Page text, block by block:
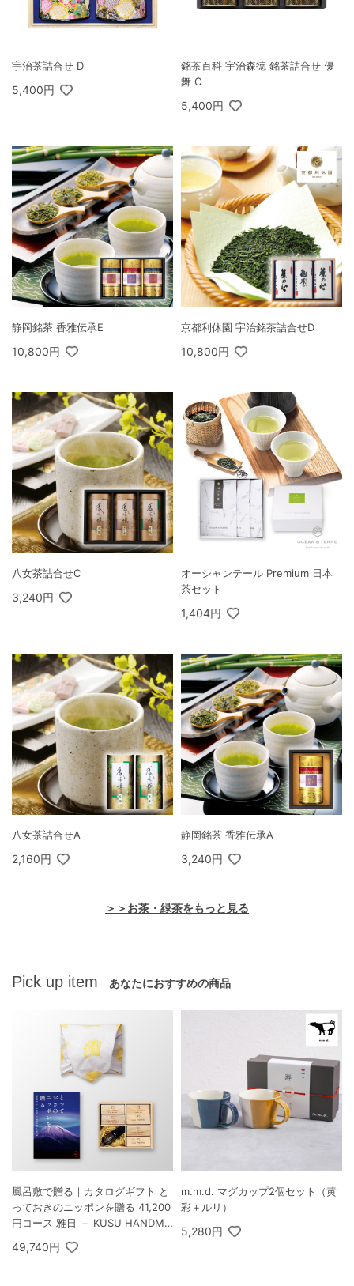
宇治茶詰合せ D
5,400円
銘茶百科 宇治森徳 銘茶詰合せ 優
舞 C
5,400円
静岡銘茶 香雅伝承E
10,800円
京都利休園 宇治銘茶詰合せD
10,800円
八女茶詰合せC
3,240円
オーシャンテール Premium 日本
茶セット
1,404円
八女茶詰合せA
2,160円
静岡銘茶 香雅伝承A
3,240円
＞＞お茶・緑茶をもっと見る
Pick up item あなたにおすすめの商品
風呂敷で贈る｜カタログギフト と
っておきのニッポンを贈る 41,200
円コース 雅日 ＋ KUSU HANDMA
桐箱
49,740円
m.m.d. マグカップ2個セット（黄
彩＋ルリ）
5,280円